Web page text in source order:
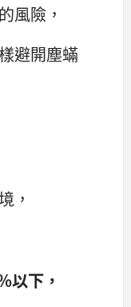
風險，
避開塵蟎
，
以下，